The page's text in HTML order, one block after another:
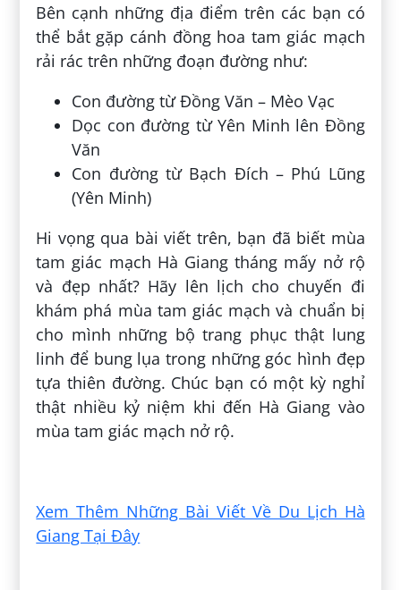
Bên cạnh những địa điểm trên các bạn có
thể bắt gặp cánh đồng hoa tam giác mạch
rải rác trên những đoạn đường như:
Con đường từ Đồng Văn – Mèo Vạc
Dọc con đường từ Yên Minh lên Đồng
Văn
Con đường từ Bạch Đích – Phú Lũng
(Yên Minh)
Hi vọng qua bài viết trên, bạn đã biết mùa
tam giác mạch Hà Giang tháng mấy nở rộ
và đẹp nhất? Hãy lên lịch cho chuyến đi
khám phá mùa tam giác mạch và chuẩn bị
cho mình những bộ trang phục thật lung
linh để bung lụa trong những góc hình đẹp
tựa thiên đường. Chúc bạn có một kỳ nghỉ
thật nhiều kỷ niệm khi đến Hà Giang vào
mùa tam giác mạch nở rộ.
Xem Thêm Những Bài Viết Về Du Lịch Hà
Giang Tại Đây